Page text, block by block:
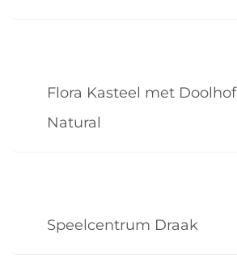
Flora Kasteel met Doolhof
Natural
Speelcentrum Draak